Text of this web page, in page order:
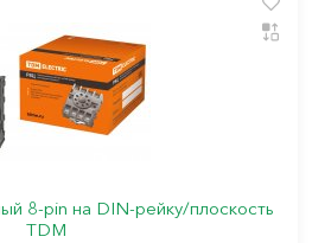
8-pin на DIN-рейку/плоскость
TDM